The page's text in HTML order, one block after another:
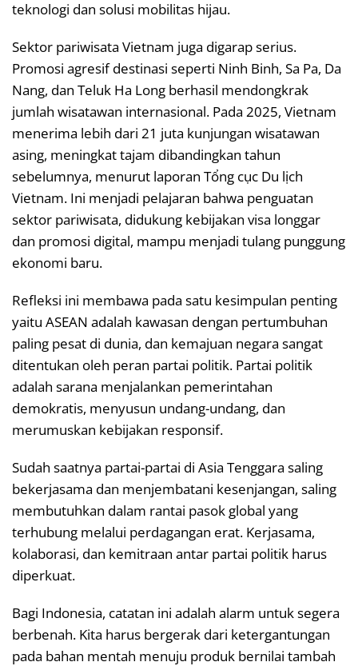
teknologi dan solusi mobilitas hijau.
Sektor pariwisata Vietnam juga digarap serius.
Promosi agresif destinasi seperti Ninh Binh, Sa Pa, Da
Nang, dan Teluk Ha Long berhasil mendongkrak
jumlah wisatawan internasional. Pada 2025, Vietnam
menerima lebih dari 21 juta kunjungan wisatawan
asing, meningkat tajam dibandingkan tahun
sebelumnya, menurut laporan Tổng cục Du lịch
Vietnam. Ini menjadi pelajaran bahwa penguatan
sektor pariwisata, didukung kebijakan visa longgar
dan promosi digital, mampu menjadi tulang punggung
ekonomi baru.
Refleksi ini membawa pada satu kesimpulan penting
yaitu ASEAN adalah kawasan dengan pertumbuhan
paling pesat di dunia, dan kemajuan negara sangat
ditentukan oleh peran partai politik. Partai politik
adalah sarana menjalankan pemerintahan
demokratis, menyusun undang-undang, dan
merumuskan kebijakan responsif.
Sudah saatnya partai-partai di Asia Tenggara saling
bekerjasama dan menjembatani kesenjangan, saling
membutuhkan dalam rantai pasok global yang
terhubung melalui perdagangan erat. Kerjasama,
kolaborasi, dan kemitraan antar partai politik harus
diperkuat.
Bagi Indonesia, catatan ini adalah alarm untuk segera
berbenah. Kita harus bergerak dari ketergantungan
pada bahan mentah menuju produk bernilai tambah